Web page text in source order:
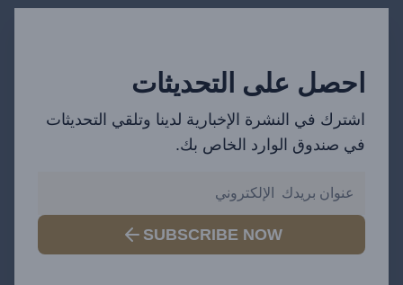
احصل على التحديثات
اشترك في النشرة الإخبارية لدينا وتلقي التحديثات
في صندوق الوارد الخاص بك.
SUBSCRIBE NOW